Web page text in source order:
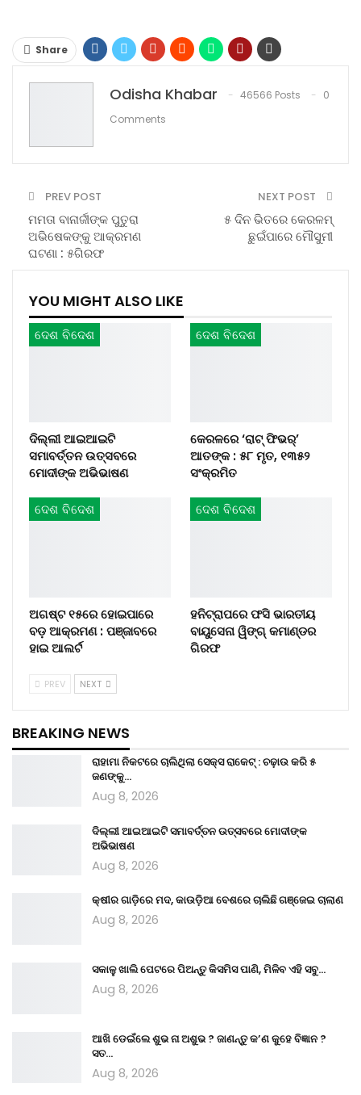
Share
Odisha Khabar 46566 Posts
0
Comments
PREV POST
ମମତା ବାନାର୍ଜୀଙ୍କ ପୁତୁରା
ଅଭିଷେକଙ୍କୁ ଆକ୍ରମଣ
ଘଟଣା : ୫ଗିରଫ
NEXT POST
୫ ଦିନ ଭିତରେ କେରଳମ୍‌
ଛୁଇଁପାରେ ମୌସୁମୀ
YOU MIGHT ALSO LIKE
ଦେଶ ବିଦେଶ
ଦିଲ୍ଲୀ ଆଇଆଇଟି
ସମାବର୍ତ୍ତନ ଉତ୍ସବରେ
ମୋଦୀଙ୍କ ଅଭିଭାଷଣ
ଦେଶ ବିଦେଶ
କେରଳରେ ‘ରାଟ୍ ଫିଭର୍’
ଆତଙ୍କ : ୫୮ ମୃତ, ୧୩୫୨
ସଂକ୍ରମିତ
ଦେଶ ବିଦେଶ
ଅଗଷ୍ଟ ୧୫ରେ ହୋଇପାରେ
ବଡ଼ ଆକ୍ରମଣ : ପଞ୍ଜାବରେ
ହାଇ ଆଲର୍ଟ
ଦେଶ ବିଦେଶ
ହନିଟ୍ରାପରେ ଫସି ଭାରତୀୟ
ବାୟୁସେନା ୱିଙ୍ଗ୍ କମାଣ୍ଡର
ଗିରଫ
PREV NEXT
BREAKING NEWS
ରାହାମା ନିକଟରେ ଚାଲିଥିଲା ସେକ୍ସ ରାକେଟ୍ : ଚଢ଼ାଉ କରି ୫
ଜଣଙ୍କୁ…
Aug 8, 2026
ଦିଲ୍ଲୀ ଆଇଆଇଟି ସମାବର୍ତ୍ତନ ଉତ୍ସବରେ ମୋଦୀଙ୍କ
ଅଭିଭାଷଣ
Aug 8, 2026
କ୍ଷୀର ଗାଡ଼ିରେ ମଦ, କାଉଡ଼ିଆ ବେଶରେ ଚାଲିଛି ଗଞ୍ଜେଇ ଚାଲାଣ
Aug 8, 2026
ସକାଳୁ ଖାଲି ପେଟରେ ପିଅନ୍ତୁ କିସମିସ ପାଣି, ମିଳିବ ଏହି ସବୁ…
Aug 8, 2026
ଆଖି ଡେଇଁଲେ ଶୁଭ ନା ଅଶୁଭ ? ଜାଣନ୍ତୁ କ’ଣ କୁହେ ବିଜ୍ଞାନ ?
ସତ…
Aug 8, 2026